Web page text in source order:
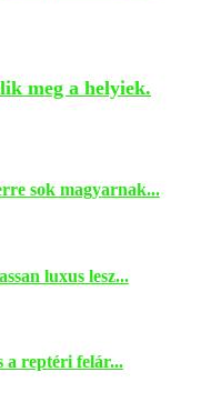
meg a helyiek.
sok magyarnak...
luxus lesz...
a reptéri felár...